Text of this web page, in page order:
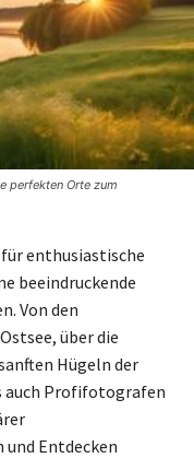
perfekten Orte zum
enthusiastische
beeindruckende
Von den
über die
Hügeln der
auch Profifotografen
Entdecken